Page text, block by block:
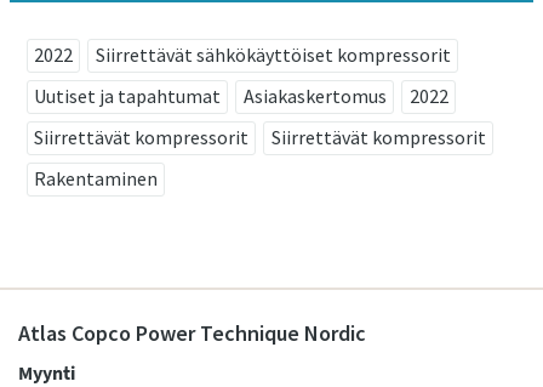
2022
Siirrettävät sähkökäyttöiset kompressorit
Uutiset ja tapahtumat
Asiakaskertomus
2022
Siirrettävät kompressorit
Siirrettävät kompressorit
Rakentaminen
Atlas Copco Power Technique Nordic
Myynti